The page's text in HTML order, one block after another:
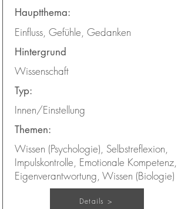
Hauptthema:
Einfluss, Gefühle, Gedanken
Hintergrund
Wissenschaft
Typ:
Innen/Einstellung
Themen:
Wissen (Psychologie), Selbstreflexion,
Impulskontrolle, Emotionale Kompetenz,
Eigenverantwortung, Wissen (Biologie)
Details >